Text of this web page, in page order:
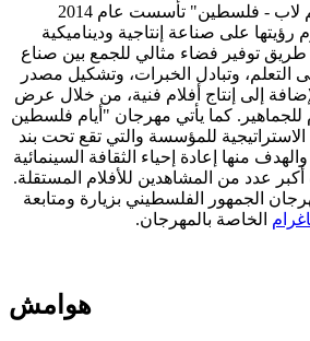
من الجدير ذكره أن "فيلم لاب - فلسطين" تأسست عام 2014
على صناعة إنتاجية وديناميكية
توفير فضاء مثالي للجمع بين صناع
التعلم، وتبادل الخبرات، وتشكيل مصدر
إلى إنتاج أفلام فنية، من خلال عرض
للجماهير. كما يأتي مهرجان "أيام فلسطين
للمؤسسة والتي تقع تحت بند
والهدف منها إعادة إحياء الثقافة السينمائية
عدد من المشاهدين للأفلام المستقلة.
الجمهور الفلسطيني بزيارة ومتابعة
الخاصة بالمهرجان.
هوامش